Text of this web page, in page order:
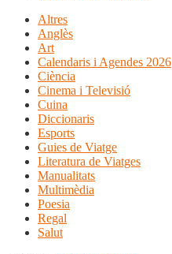
Altres
Anglès
Art
Calendaris i Agendes 2026
Ciència
Cinema i Televisió
Cuina
Diccionaris
Esports
Guies de Viatge
Literatura de Viatges
Manualitats
Multimèdia
Poesia
Regal
Salut